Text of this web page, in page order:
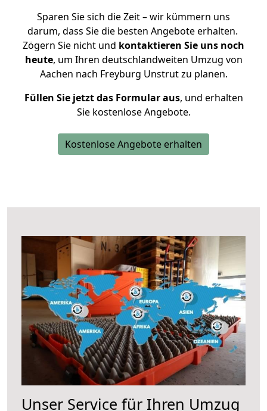
Sparen Sie sich die Zeit – wir kümmern uns
darum, dass Sie die besten Angebote erhalten.
Zögern Sie nicht und kontaktieren Sie uns noch
heute, um Ihren deutschlandweiten Umzug von
Aachen nach Freyburg Unstrut zu planen.
Füllen Sie jetzt das Formular aus, und erhalten
Sie kostenlose Angebote.
Kostenlose Angebote erhalten
Unser Service für Ihren Umzug